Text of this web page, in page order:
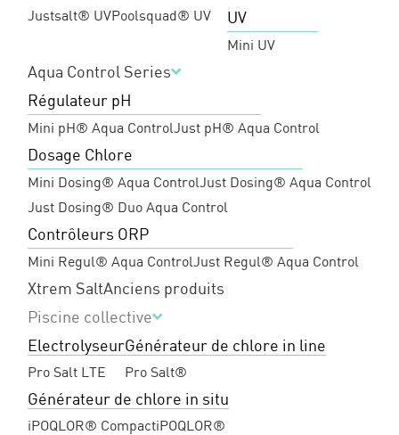
Justsalt® UVPoolsquad® UV
UV
Mini UV
Aqua Control Series
Régulateur pH
Mini pH® Aqua ControlJust pH® Aqua Control
Dosage Chlore
Mini Dosing® Aqua ControlJust Dosing® Aqua Control
Just Dosing® Duo Aqua Control
Contrôleurs ORP
Mini Regul® Aqua ControlJust Regul® Aqua Control
Xtrem SaltAnciens produits
Piscine collective
Electrolyseur
Pro Salt LTE
Générateur de chlore in line
Pro Salt®
Générateur de chlore in situ
iPOQLOR® CompactiPOQLOR®